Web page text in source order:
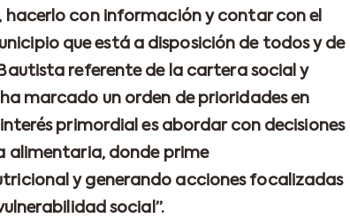
hacerlo con información y contar con el
que está a disposición de todos y de
referente de la cartera social y
marcado un orden de prioridades en
primordial es abordar con decisiones
alimentaria, donde prime
y generando acciones focalizadas
social”.